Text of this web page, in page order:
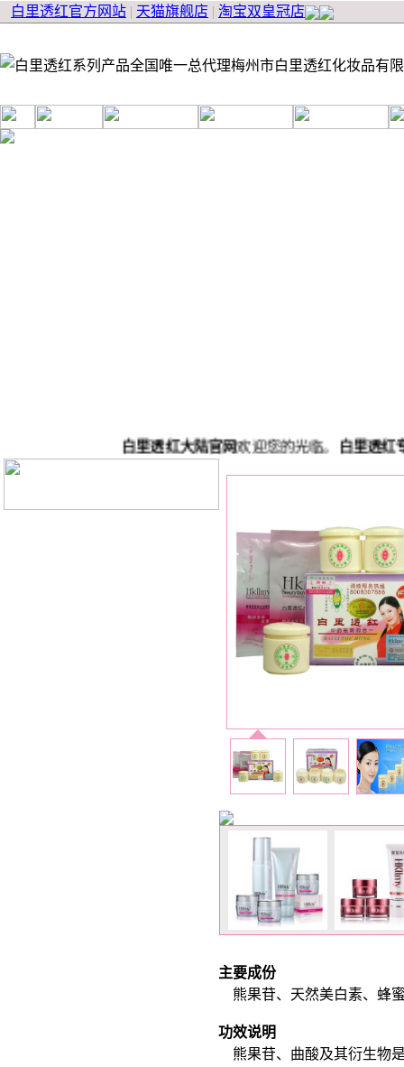
白里透红官方网站 | 天猫旗舰店 | 淘宝双皇冠店
白里透红大陆官网欢迎您的光临。白里透红专家
主要成份
熊果苷、天然美白素、蜂
功效说明
熊果苷、曲酸及其衍生物